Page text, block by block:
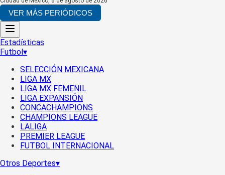
VER MÁS PERIÓDICOS
Estadísticas
Futbol▾
SELECCIÓN MEXICANA
LIGA MX
LIGA MX FEMENIL
LIGA EXPANSIÓN
CONCACHAMPIONS
CHAMPIONS LEAGUE
LALIGA
PREMIER LEAGUE
FUTBOL INTERNACIONAL
Otros Deportes▾